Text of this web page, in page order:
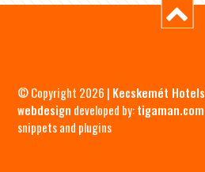
© Copyright 2026 | Kecskemét Hotels
webdesign developed by:tigaman.com
snippets and plugins